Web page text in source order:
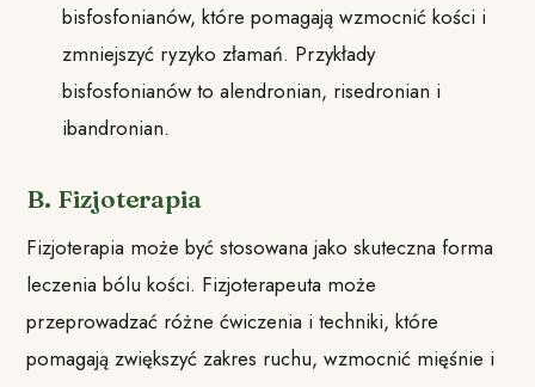
bisfosfonianów, które pomagają wzmocnić kości i
zmniejszyć ryzyko złamań. Przykłady
bisfosfonianów to alendronian, risedronian i
ibandronian.
B. Fizjoterapia
Fizjoterapia może być stosowana jako skuteczna forma
leczenia bólu kości. Fizjoterapeuta może
przeprowadzać różne ćwiczenia i techniki, które
pomagają zwiększyć zakres ruchu, wzmocnić mięśnie i